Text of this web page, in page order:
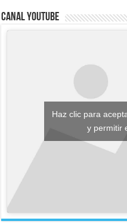
Canal YouTube
Haz clic para
y permitir